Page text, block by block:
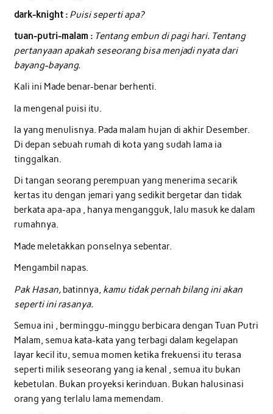
dark-knight : Puisi seperti apa?
tuan-putri-malam : Tentang embun di pagi hari. Tentang
pertanyaan apakah seseorang bisa menjadi nyata dari
bayang-bayang.
Kali ini Made benar-benar berhenti.
Ia mengenal puisi itu.
Ia yang menulisnya. Pada malam hujan di akhir Desember.
Di depan sebuah rumah di kota yang sudah lama ia
tinggalkan.
Di tangan seorang perempuan yang menerima secarik
kertas itu dengan jemari yang sedikit bergetar dan tidak
berkata apa-apa , hanya mengangguk, lalu masuk ke dalam
rumahnya.
Made meletakkan ponselnya sebentar.
Mengambil napas.
Pak Hasan,batinnya, kamu tidak pernah bilang ini akan
seperti ini rasanya.
Semua ini , berminggu-minggu berbicara dengan Tuan Putri
Malam, semua kata-kata yang terbagi dalam kegelapan
layar kecil itu, semua momen ketika frekuensi itu terasa
seperti milik seseorang yang ia kenal , semua itu bukan
kebetulan. Bukan proyeksi kerinduan. Bukan halusinasi
orang yang terlalu lama memendam.